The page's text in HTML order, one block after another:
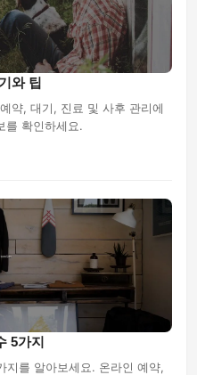
와 팁
약, 대기, 진료 및 사후 관리에
를 확인하세요.
5가지
지를 알아보세요. 온라인 예약,